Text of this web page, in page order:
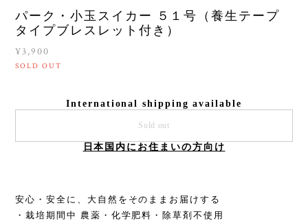
パーク・小玉スイカー ５１号（養生テープ
タイプブレスレット付き）
¥3,900
SOLD OUT
International shipping available
Sold out
日本国内にお住まいの方向け
安心・安全に、大自然をそのままお届けする
・栽培期間中 農薬・化学肥料・除草剤不使用